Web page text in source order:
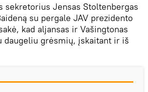
sekretorius Jensas Stoltenbergas
su pergale JAV prezidento
kad aljansas ir Vašingtonas
daugeliu grėsmių, įskaitant ir iš